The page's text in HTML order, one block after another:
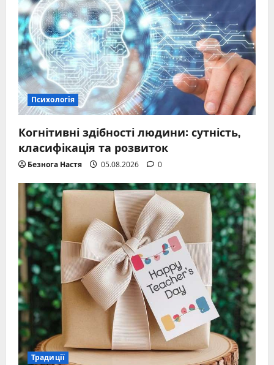
Психологія
Когнітивні здібності людини: сутність,
класифікація та розвиток
Безнога Настя 05.08.2026 0
Традиції